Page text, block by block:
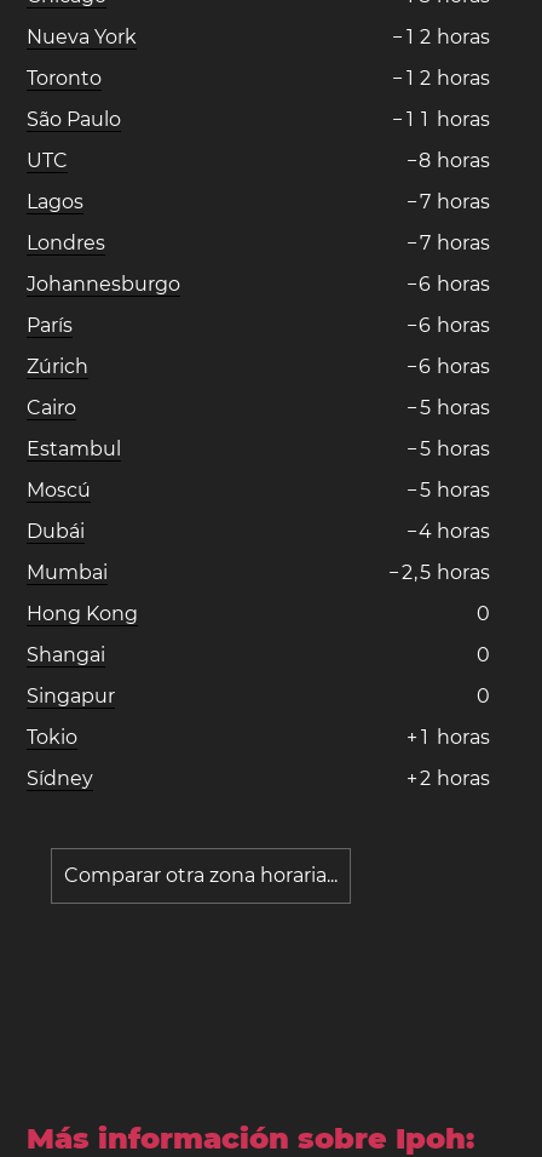
Nueva York
− 1 2 horas
Toronto
− 1 2 horas
São Paulo
− 1 1 horas
UTC
−8 horas
Lagos
−7 horas
Londres
−7 horas
Johannesburgo
−6 horas
París
−6 horas
Zúrich
−6 horas
Cairo
−5 horas
Estambul
−5 horas
Moscú
−5 horas
Dubái
−4 horas
Mumbai
−2,5 horas
Hong Kong
0
Shangai
0
Singapur
0
Tokio
+ 1 horas
Sídney
+2 horas
Comparar otra zona horaria...
Más información sobre Ipoh: